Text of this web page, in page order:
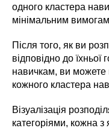
одного кластера
мінімальним
Після того, як ви
відповідно до їхньої
навичкам, ви можете
кожного кластера
Візуалізація
категоріями, кожна